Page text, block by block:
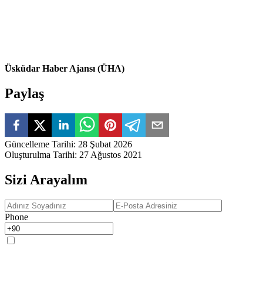
Üsküdar Haber Ajansı (ÜHA)
Paylaş
Güncelleme Tarihi: 28 Şubat 2026
Oluşturulma Tarihi: 27 Ağustos 2021
Sizi Arayalım
Phone